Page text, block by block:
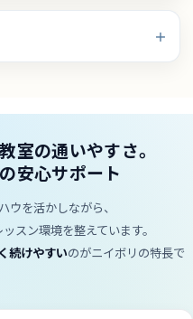
室の通いやすさ。
安心サポート
ウを活かしながら、
スン環境を整えています。
続けやすいのがニイボリの特長で